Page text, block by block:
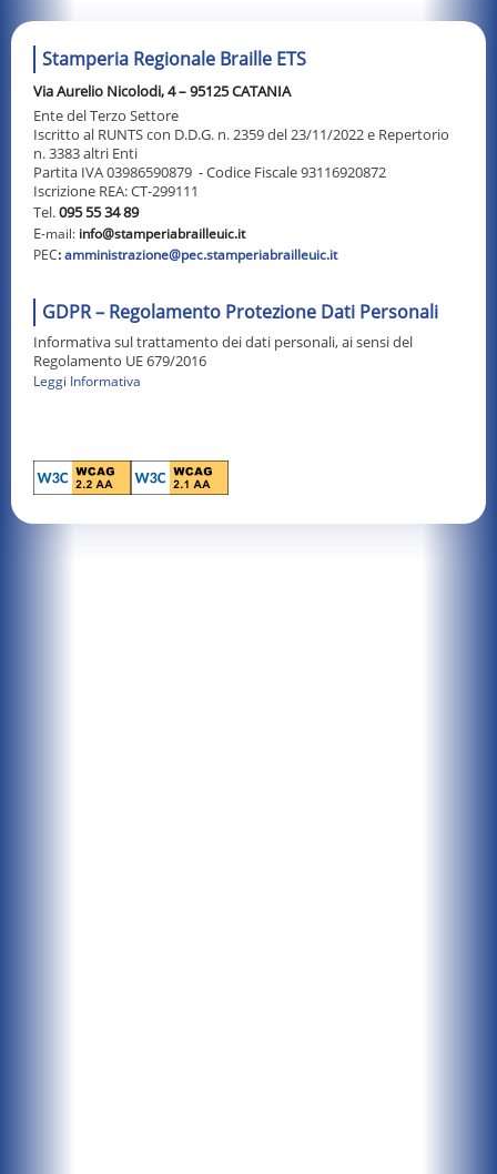
Stamperia Regionale Braille ETS
Via Aurelio Nicolodi, 4 – 95125 CATANIA
Ente del Terzo Settore
Iscritto al RUNTS con D.D.G. n. 2359 del 23/11/2022 e Repertorio
n. 3383 altri Enti
Partita IVA 03986590879 - Codice Fiscale 93116920872
Iscrizione REA: CT-299111
Tel.095 55 34 89
E-mail: info@stamperiabrailleuic.it
PEC:amministrazione@pec.stamperiabrailleuic.it
GDPR – Regolamento Protezione Dati Personali
Informativa sul trattamento dei dati personali, ai sensi del
Regolamento UE 679/2016
Leggi Informativa